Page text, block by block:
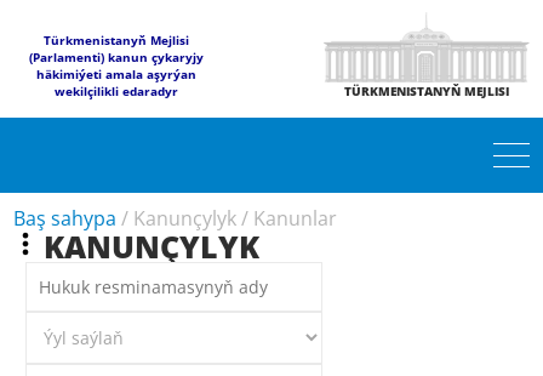
Türkmenistanyň Mejlisi
(Parlamenti) kanun çykaryjy
häkimiýeti amala aşyrýan
wekilçilikli edaradyr
TÜRKMENISTANYŇ MEJLISI
Baş sahypa / Kanunçylyk/ Kanunlar
KANUNÇYLYK